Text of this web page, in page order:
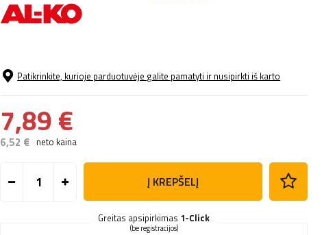
Patikrinkite, kurioje parduotuvėje galite pamatyti ir nusipirkti iš karto
7,89 €
6,52 € neto kaina
Į KREPŠELĮ
Greitas apsipirkimas 1-Click
(be registracijos)